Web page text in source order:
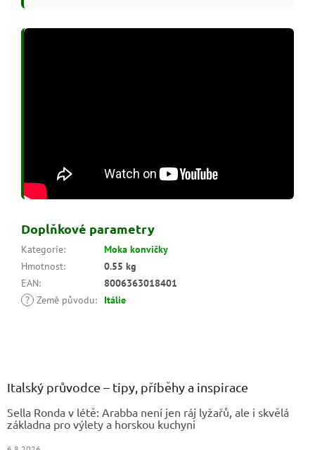
Doplňkové parametry
Kategorie:
Moka konvičky
Hmotnost:
0.55 kg
EAN:
8006363018401
? Země původu: Itálie
Italský průvodce – tipy, příběhy a inspirace
Sella Ronda v létě: Arabba není jen ráj lyžařů, ale i skvělá
základna pro výlety a horskou kuchyni